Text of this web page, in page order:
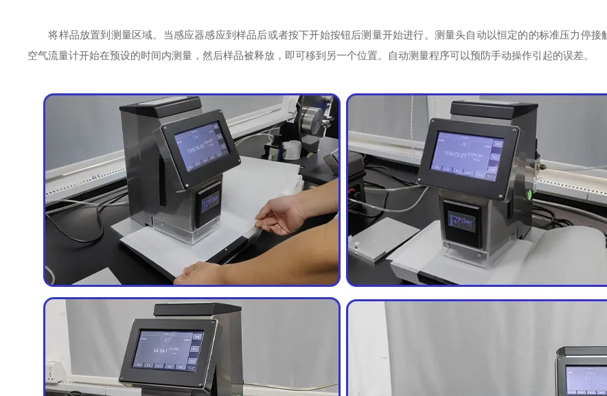
将样品放置到测量区域。当感应器感应到样品后或者按下开始按钮后测量开始进行。测量头自动以恒定的的标准压力停接
空气流量计开始在预设的时间内测量，然后样品被释放，即可移到另一个位置。自动测量程序可以预防手动操作引起的误差。